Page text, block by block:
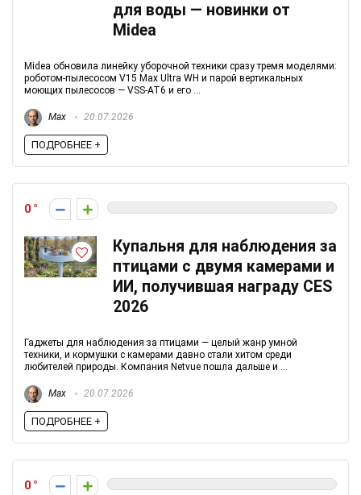
для воды — новинки от
Midea
Midea обновила линейку уборочной техники сразу тремя моделями:
роботом-пылесосом V15 Max Ultra WH и парой вертикальных
моющих пылесосов — VSS-AT6 и его ...
Max 20.07.2026
ПОДРОБНЕЕ +
0
Купальня для наблюдения за
птицами с двумя камерами и
ИИ, получившая награду CES
2026
Гаджеты для наблюдения за птицами — целый жанр умной
техники, и кормушки с камерами давно стали хитом среди
любителей природы. Компания Netvue пошла дальше и ...
Max 20.07.2026
ПОДРОБНЕЕ +
0